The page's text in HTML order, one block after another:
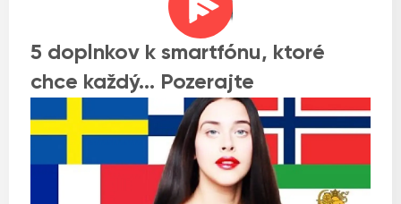
5 doplnkov k smartfónu, ktoré
chce každý… Pozerajte